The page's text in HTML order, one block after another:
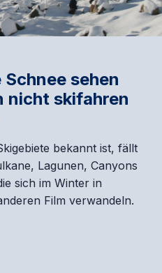
sehen
nicht skifahren
bekannt ist, fällt
Lagunen, Canyons
sich im Winter in
Film verwandeln.